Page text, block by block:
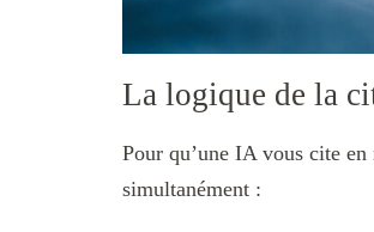
La logique de la
Pour qu’une IA vous cite
simultanément :